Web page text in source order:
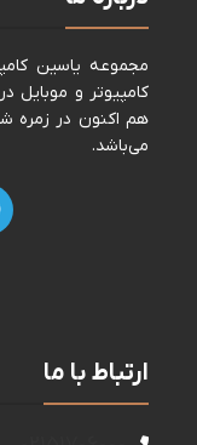
مجموعه ياسين
هم اكنون در زمره
می‌باشد.
ارتباط با ما